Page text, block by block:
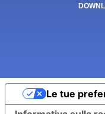
Le tue